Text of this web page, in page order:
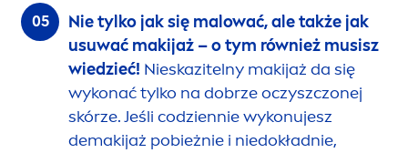
Nie tylko jak się malować, ale także jak
usuwać makijaż – o tym również musisz
wiedzieć! Nieskazitelny makijaż da się
wykonać tylko na dobrze oczyszczonej
skórze. Jeśli codziennie wykonujesz
demakijaż pobieżnie i niedokładnie,